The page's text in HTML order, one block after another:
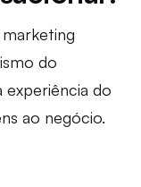
do
experiência do
ao negócio.